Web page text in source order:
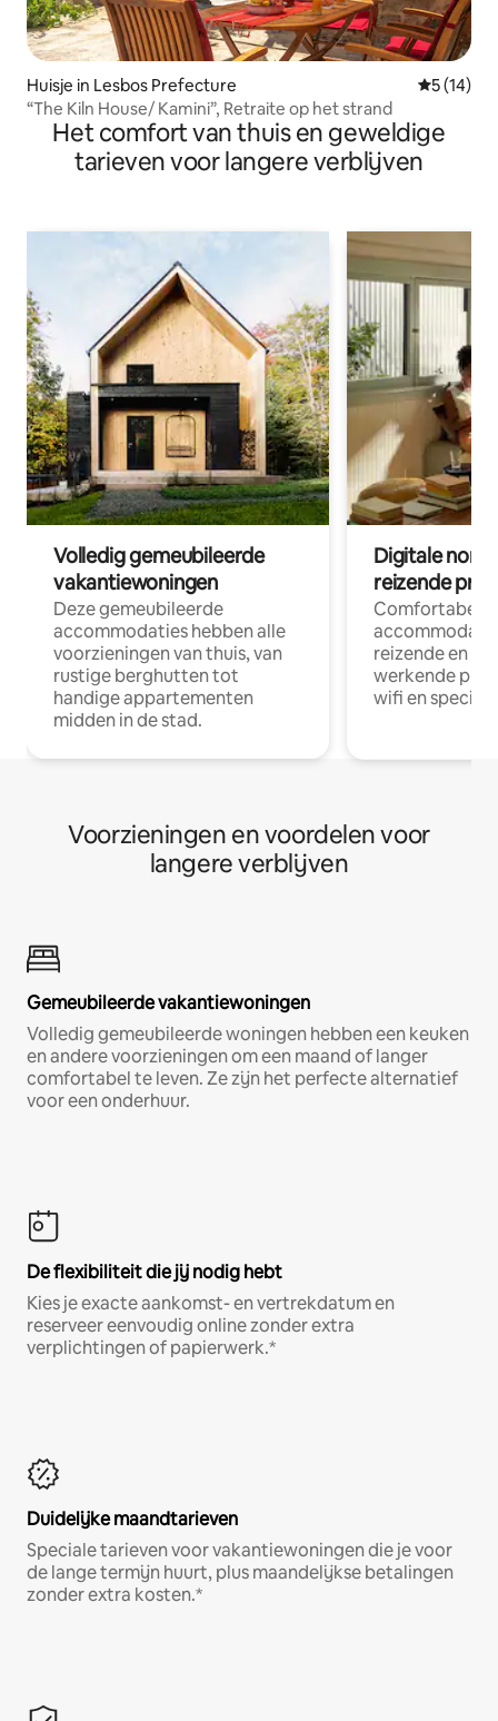
Huisje in Lesbos Prefecture
5 (14)
“The Kiln House/ Kamini”, Retraite op het strand
Het comfort van thuis en geweldige
tarieven voor langere verblijven
Volledig gemeubileerde
vakantiewoningen
Deze gemeubileerde
accommodaties hebben alle
voorzieningen van thuis, van
rustige berghutten tot
handige appartementen
midden in de stad.
Digitale
reizende
Comfortabele
reizende en
werkende
wifi en
Voorzieningen en voordelen voor
langere verblijven
Gemeubileerde vakantiewoningen
Volledig gemeubileerde woningen hebben een keuken
en andere voorzieningen om een maand of langer
comfortabel te leven. Ze zijn het perfecte alternatief
voor een onderhuur.
De flexibiliteit die jij nodig hebt
Kies je exacte aankomst- en vertrekdatum en
reserveer eenvoudig online zonder extra
verplichtingen of papierwerk.*
Duidelijke maandtarieven
Speciale tarieven voor vakantiewoningen die je voor
de lange termijn huurt, plus maandelijkse betalingen
zonder extra kosten.*